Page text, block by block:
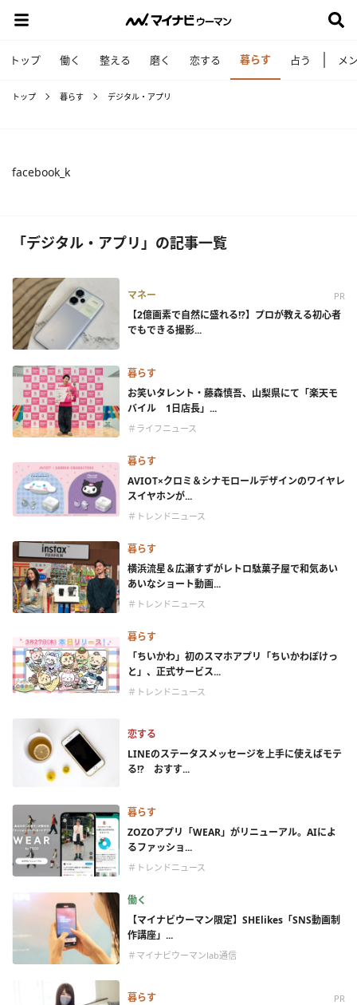
トップ 働く 整える 磨く 恋する 暮らす 占う メ
トップ 暮らす デジタル・アプリ
facebook_k
「デジタル・アプリ」の記事一覧
マネー PR
【2億画素で自然に盛れる!?】プロが教える初心者
でもできる撮影...
暮らす
お笑いタレント・藤森慎吾、山梨県にて「楽天モ
バイル 1日店長」...
＃ライフニュース
暮らす
AVIOT×クロミ＆シナモロールデザインのワイヤレ
スイヤホンが...
＃トレンドニュース
暮らす
横浜流星＆広瀬すずがレトロ駄菓子屋で和気あい
あいなショート動画...
＃トレンドニュース
暮らす
「ちいかわ」初のスマホアプリ「ちいかわぽけっ
と」、正式サービス...
＃トレンドニュース
恋する
LINEのステータスメッセージを上手に使えばモテ
る!? おすす...
暮らす
ZOZOアプリ「WEAR」がリニューアル。AIによ
るファッショ...
＃トレンドニュース
働く
【マイナビウーマン限定】SHElikes「SNS動画制
作講座」...
＃マイナビウーマンlab通信
暮らす PR